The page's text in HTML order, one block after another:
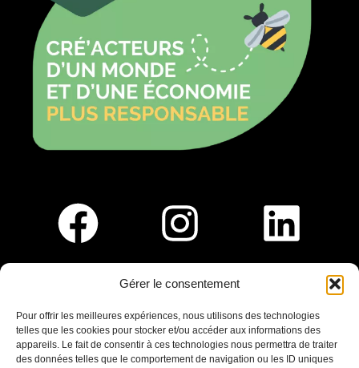
Gérer le consentement
Pour offrir les meilleures expériences, nous utilisons des technologies
telles que les cookies pour stocker et/ou accéder aux informations des
appareils. Le fait de consentir à ces technologies nous permettra de traiter
des données telles que le comportement de navigation ou les ID uniques
Saint-Germain-En-Laye
Ligne R2-Nord
Tramway T13